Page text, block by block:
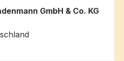
GmbH & Co. KG